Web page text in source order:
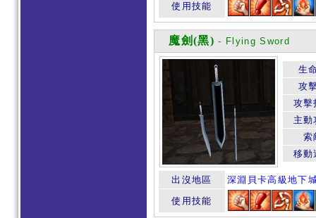
使用技能
魔劍(黑) - Flying Sword
生
攻
攻擊
主動
索
移動
出沒地區
深淵貝卡高級地下
使用技能